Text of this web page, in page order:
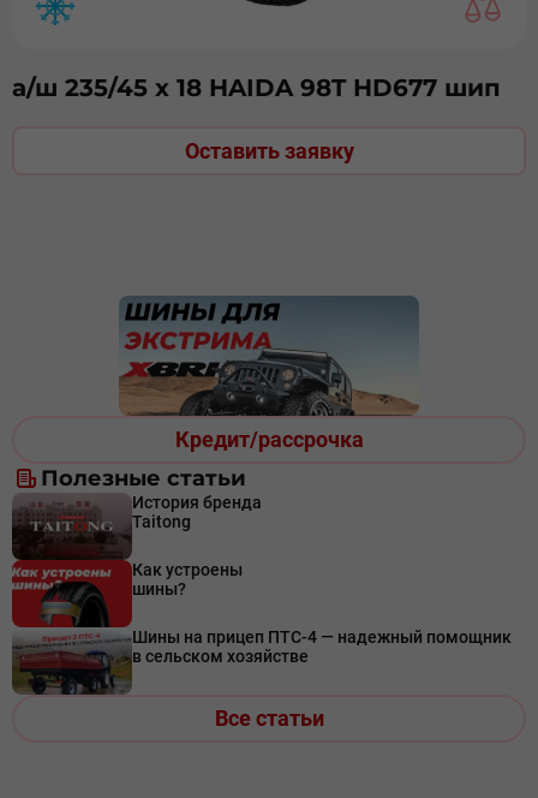
Кредит/рассрочка
Полезные статьи
История бренда
Taitong
Как устроены
шины?
Шины на прицеп ПТС-4 — надежный помощник
в сельском хозяйстве
Все статьи
а/ш 235/45 х 18 HAIDA 98T HD677 шип
Оставить заявку